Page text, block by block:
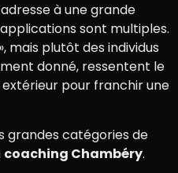
à une grande
sont multiples.
mais plutôt des individus
donné, ressentent le
extérieur pour franchir une
grandes catégories de
coaching Chambéry.